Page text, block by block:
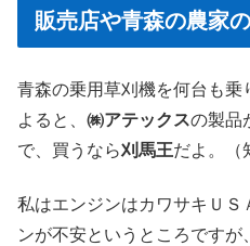
販売店や青森の農家
青森の乗用草刈機を何台も乗
よると、 ㈱アテックスの製品
で、買うなら刈馬王だよ。（
私はエンジンはカワサキＵ
ンが不安というところです